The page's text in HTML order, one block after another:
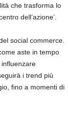
che trasforma lo
dell’azione’.
social commerce.
aste in tempo
i trend più
fino a momenti di